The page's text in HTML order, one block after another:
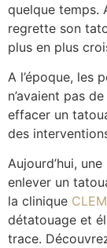
quelque temps.
regrette son
plus en plus
A l’époque, les
n’avaient pas
effacer un
des
Aujourd’hui,
enlever un
la clinique CLEM
détatouage et
trace.